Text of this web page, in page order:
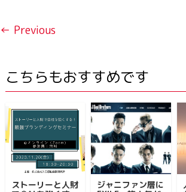
← Previous
こちらもおすすめです
ストーリーと人財
ジャニファン層に